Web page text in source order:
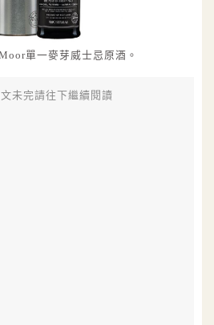
單一麥芽威士忌原酒。
未完請往下繼續閱讀